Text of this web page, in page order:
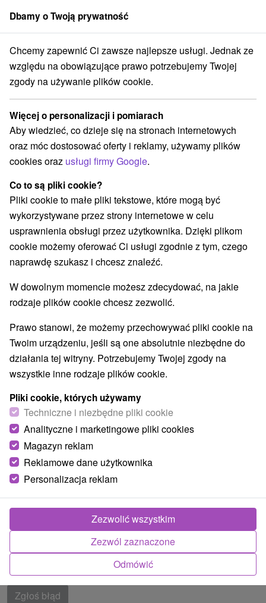
członek grupySorger
Prešovský kraj Topoľa Kościół św. Michała Archanioła Topola
Kościół św. Michała Archanioła
Topola
Wyświetl stronę internetową Przejdź do
7562668 (pre skupiny)
info@drevenechramy.sk
Opinii Google
067 65 Topoľa
GPS:
N +49° 2' 41.04''
Region turystyczny
Východné Slovensko, Horný Zemplín, Prešovský kraj,
Vihorlatské vrchy, Zemplín, Laborecká vrchovina, Poloniny,
Znalazłeś błąd lub chcesz polecić nam nową atrakcję
Zgłoś błąd
Dbamy o Twoją prywatność
Chcemy zapewnić Ci zawsze najlepsze usługi. Jednak ze
względu na obowiązujące prawo potrzebujemy Twojej
zgody na używanie plików cookie.
Więcej o personalizacji i pomiarach
Aby wiedzieć, co dzieje się na stronach internetowych
oraz móc dostosować oferty i reklamy, używamy plików
cookies oraz usługi firmy Google.
Co to są pliki cookie?
Pliki cookie to małe pliki tekstowe, które mogą być
wykorzystywane przez strony internetowe w celu
usprawnienia obsługi przez użytkownika. Dzięki plikom
cookie możemy oferować Ci usługi zgodnie z tym, czego
naprawdę szukasz i chcesz znaleźć.
W dowolnym momencie możesz zdecydować, na jakie
rodzaje plików cookie chcesz zezwolić.
Prawo stanowi, że możemy przechowywać pliki cookie na
Twoim urządzeniu, jeśli są one absolutnie niezbędne do
działania tej witryny. Potrzebujemy Twojej zgody na
wszystkie inne rodzaje plików cookie.
Pliki cookie, których używamy
Techniczne i niezbędne pliki cookie
Analityczne i marketingowe pliki cookies
Magazyn reklam
Reklamowe dane użytkownika
Personalizacja reklam
Odmówić
Zezwól zaznaczone
Zezwolić wszystkim